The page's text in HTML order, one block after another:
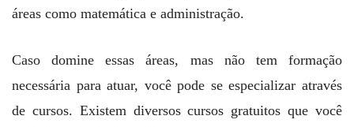
áreas como matemática e administração.
Caso domine essas áreas, mas não tem formação
necessária para atuar, você pode se especializar através
de cursos. Existem diversos cursos gratuitos que você